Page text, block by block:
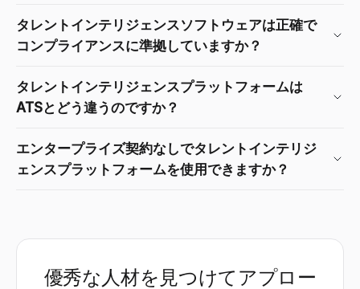
タレントインテリジェンスソフトウェアは正確で
コンプライアンスに準拠していますか？
タレントインテリジェンスプラットフォームは
ATSとどう違うのですか？
エンタープライズ契約なしでタレントインテリジ
ェンスプラットフォームを使用できますか？
優秀な人材を見つけてアプロー